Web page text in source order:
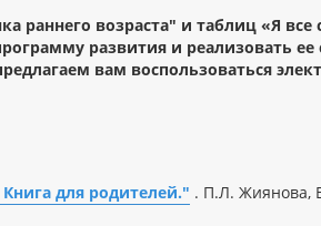
раннего возраста" и таблиц «Я
развития и реализовать
вам воспользоваться
для родителей." . П.Л. Жиянова,